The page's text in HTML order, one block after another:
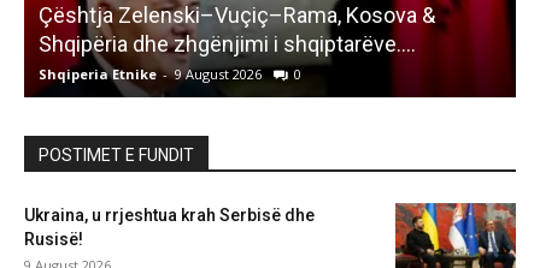
Çështja Zelenski–Vuçiç–Rama, Kosova &
Shqipëria dhe zhgënjimi i shqiptarëve….
Shqiperia Etnike - 9 August 2026 0
POSTIMET E FUNDIT
Ukraina, u rrjeshtua krah Serbisë dhe
Rusisë!